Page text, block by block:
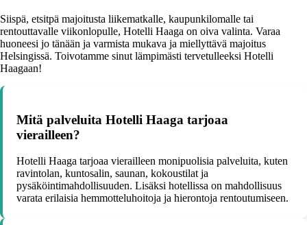
Siispä, etsitpä majoitusta liikematkalle, kaupunkilomalle tai
rentouttavalle viikonlopulle, Hotelli Haaga on oiva valinta. Varaa
huoneesi jo tänään ja varmista mukava ja miellyttävä majoitus
Helsingissä. Toivotamme sinut lämpimästi tervetulleeksi Hotelli
Haagaan!
Mitä palveluita Hotelli Haaga tarjoaa
vierailleen?
Hotelli Haaga tarjoaa vierailleen monipuolisia palveluita, kuten
ravintolan, kuntosalin, saunan, kokoustilat ja
pysäköintimahdollisuuden. Lisäksi hotellissa on mahdollisuus
varata erilaisia hemmotteluhoitoja ja hierontoja rentoutumiseen.